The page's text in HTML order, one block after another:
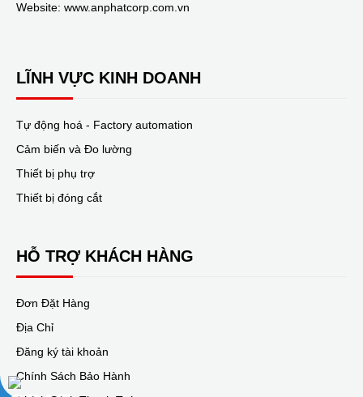
Website: www.anphatcorp.com.vn
LĨNH VỰC KINH DOANH
Tự động hoá - Factory automation
Cảm biến và Đo lường
Thiết bị phụ trợ
Thiết bị đóng cắt
HỖ TRỢ KHÁCH HÀNG
Đơn Đặt Hàng
Địa Chỉ
Đăng ký tài khoản
Chính Sách Bảo Hành